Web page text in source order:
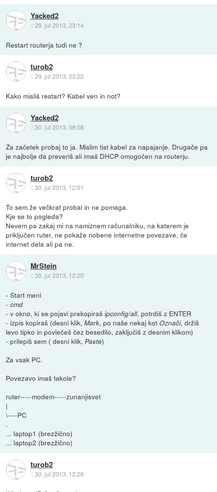
Yacked2
::29. jul 2013, 23:14
Restart routerja tudi ne ?
turob2
::29. jul 2013, 23:22
Kako misliš restart? Kabel ven in not?
Yacked2
::30. jul 2013, 08:08
Za začetek probaj to ja. Mislim tist kabel za napajanje. Drugače pa
je najbolje da preveriš ali imaš DHCP omogočen na routerju.
turob2
::30. jul 2013, 12:01
To sem že večkrat probal in ne pomaga.
Kje se to pogleda?
Nevem pa zakaj mi na namiznem računalniku, na katerem je
priključen ruter, ne pokaže nobene internetne povezave, če
internet dela ali pa ne.
MrStein
::30. jul 2013, 12:20
- Start meni
-cmd
- v okno, ki se pojavi prekopirašipconfig/all, potrdiš z ENTER
- izpis kopiraš (desni klik,Mark, po naše nekaj kotOznači, držiš
levo tipko in povlečeš čez besedilo, zaključiš z desnim klikom)
- prilepiš sem ( desni klik,Paste)
Za vsak PC.
Povezavo imaš takole?
ruter-----modem-----zunanjisvet
|
\----PC
.
... laptop1 (brezžično)
... laptop2 (brezžično)
turob2
::30. jul 2013, 12:28